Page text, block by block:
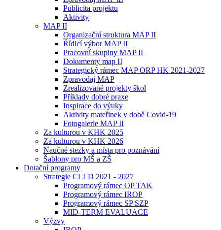
Publicita projektu
Aktivity
MAP II
Organizační struktura MAP II
Řídicí výbor MAP II
Pracovní skupiny MAP II
Dokumenty map II
Strategický rámec MAP ORP HK 2021-2027
Zpravodaj MAP
Zrealizované projekty škol
Příklady dobré praxe
Inspirace do výuky
Aktivity mateřinek v době Covid-19
Fotogalerie MAP II
Za kulturou v KHK 2025
Za kulturou v KHK 2026
Naučné stezky a místa pro poznávání
Šablony pro MŠ a ZŠ
Dotační programy
Strategie CLLD 2021 - 2027
Programový rámec OP TAK
Programový rámec IROP
Programový rámec SP SZP
MID-TERM EVALUACE
Výzvy